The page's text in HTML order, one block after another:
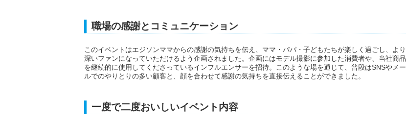
職場の感謝とコミュニケーション
このイベントはエジソンママからの感謝の気持ちを伝え、ママ・パパ・子どもたちが楽しく過ごし、より
深いファンになっていただけるよう企画されました。企画にはモデル撮影に参加した消費者や、当社商品
を継続的に使用してくださっているインフルエンサーを招待。このような場を通じて、普段はSNSやメー
ルでのやりとりの多い顧客と、顔を合わせて感謝の気持ちを直接伝えることができました。
一度で二度おいしいイベント内容